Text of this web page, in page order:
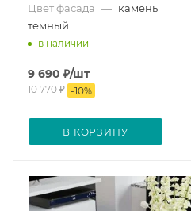
Цвет фасада — камень
темный
в наличии
9 690 ₽/шт
10 770₽ -10%
В КОРЗИНУ